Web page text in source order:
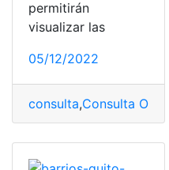
permitirán
visualizar las
05/12/2022
consulta,Consulta Online